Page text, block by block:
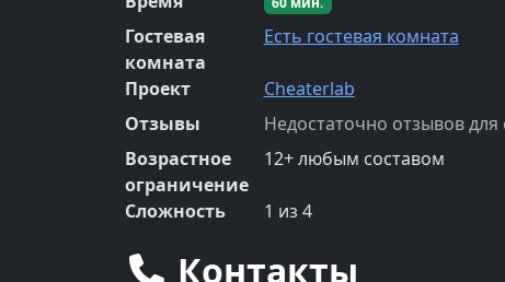
Гостевая
комната
Есть гостевая комната
Проект
Cheaterlab
Отзывы
Недостаточно отзывов
Возрастное
ограничение
12+любым составом
Сложность 1 из 4
Контакты